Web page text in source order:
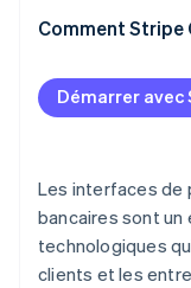
Paiements
Accès élargi
Automatisation
Comment Stripe
Démarrer avec
Les interfaces de
bancaires sont
technologiques
clients et les